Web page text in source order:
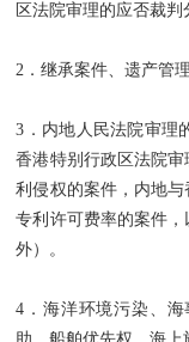
区法院审理的应否裁判
2．继承案件、遗产管
3．内地人民法院审理
香港特别行政区法院
利侵权的案件，内地
专利许可费率的案件
外）。
4．海洋环境污染、